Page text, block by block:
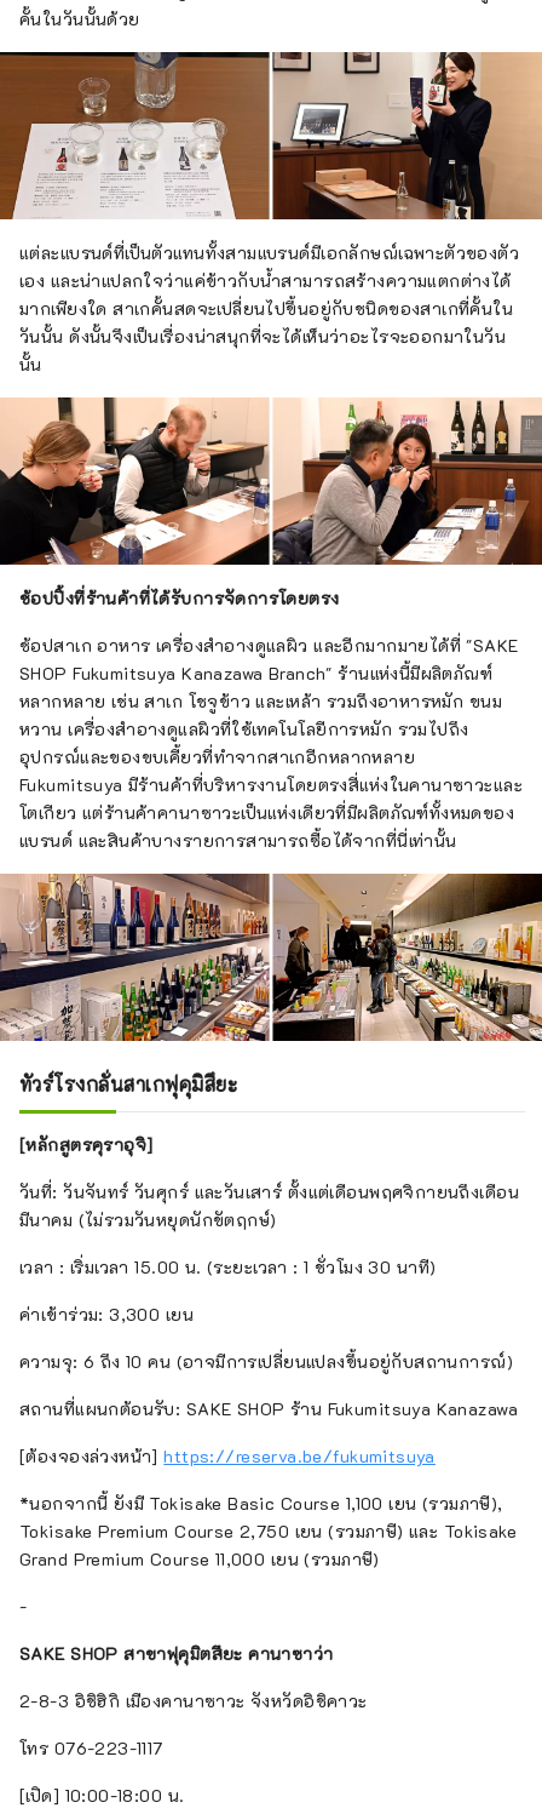
คั้นในวันนั้นด้วย
แต่ละแบรนด์ที่เป็นตัวแทนทั้งสามแบรนด์มีเอกลักษณ์เฉพาะตัวของตัว
เอง และน่าแปลกใจว่าแค่ข้าวกับน้ำสามารถสร้างความแตกต่างได้
มากเพียงใด สาเกคั้นสดจะเปลี่ยนไปขึ้นอยู่กับชนิดของสาเกที่คั้นใน
วันนั้น ดังนั้นจึงเป็นเรื่องน่าสนุกที่จะได้เห็นว่าอะไรจะออกมาในวัน
นั้น
ช้อปปิ้งที่ร้านค้าที่ได้รับการจัดการโดยตรง
ช้อปสาเก อาหาร เครื่องสำอางดูแลผิว และอีกมากมายได้ที่ "SAKE
SHOP Fukumitsuya Kanazawa Branch" ร้านแห่งนี้มีผลิตภัณฑ์
หลากหลาย เช่น สาเก โชจูข้าว และเหล้า รวมถึงอาหารหมัก ขนม
หวาน เครื่องสำอางดูแลผิวที่ใช้เทคโนโลยีการหมัก รวมไปถึง
อุปกรณ์และของขบเคี้ยวที่ทำจากสาเกอีกหลากหลาย
Fukumitsuya มีร้านค้าที่บริหารงานโดยตรงสี่แห่งในคานาซาวะและ
โตเกียว แต่ร้านค้าคานาซาวะเป็นแห่งเดียวที่มีผลิตภัณฑ์ทั้งหมดของ
แบรนด์ และสินค้าบางรายการสามารถซื้อได้จากที่นี่เท่านั้น
ทัวร์โรงกลั่นสาเกฟุคุมิสึยะ
[หลักสูตรคุราอุจิ]
วันที่: วันจันทร์ วันศุกร์ และวันเสาร์ ตั้งแต่เดือนพฤศจิกายนถึงเดือน
มีนาคม (ไม่รวมวันหยุดนักขัตฤกษ์)
เวลา : เริ่มเวลา 15.00 น. (ระยะเวลา : 1 ชั่วโมง 30 นาที)
ค่าเข้าร่วม: 3,300 เยน
ความจุ: 6 ถึง 10 คน (อาจมีการเปลี่ยนแปลงขึ้นอยู่กับสถานการณ์)
สถานที่แผนกต้อนรับ: SAKE SHOP ร้าน Fukumitsuya Kanazawa
[ต้องจองล่วงหน้า]https://reserva.be/fukumitsuya
*นอกจากนี้ ยังมี Tokisake Basic Course 1,100 เยน (รวมภาษี),
Tokisake Premium Course 2,750 เยน (รวมภาษี) และ Tokisake
Grand Premium Course 11,000 เยน (รวมภาษี)
-
SAKE SHOP สาขาฟุคุมิตสึยะ คานาซาว่า
2-8-3 อิชิฮิกิ เมืองคานาซาวะ จังหวัดอิชิคาวะ
โทร 076-223-1117
[เปิด] 10:00-18:00 น.